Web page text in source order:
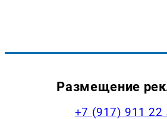
Размещение
+7 (917) 911 22